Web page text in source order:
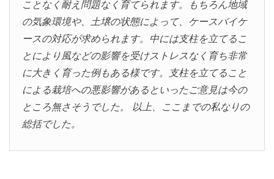
ことなく耐え問題なく育てられます。もちろん地域
の気象環境や、土壌の状態によって、ケースバイケ
ースの対応が求められます。中には支柱を立てるこ
とにより風などの影響を受けストレスなく育ち非常
に大きく育った例もある様です。支柱を立てること
による栽培への悪影響があるといったご意見は今の
ところ無さそうでした。 以上、ここまでの私なりの
総括でした。